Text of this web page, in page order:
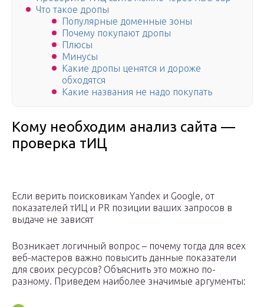
Что такое дропы
Популярные доменные зоны
Почему покупают дропы
Плюсы
Минусы
Какие дропы ценятся и дороже
обходятся
Какие названия не надо покупать
Кому необходим анализ сайта —
проверка тИЦ
Если верить поисковикам Yandex и Google, от
показателей тИЦ и PR позиции ваших запросов в
выдаче не зависят
Возникает логичный вопрос – почему тогда для всех
веб-мастеров важно повысить данные показатели
для своих ресурсов? Объяснить это можно по-
разному. Приведем наиболее значимые аргументы: